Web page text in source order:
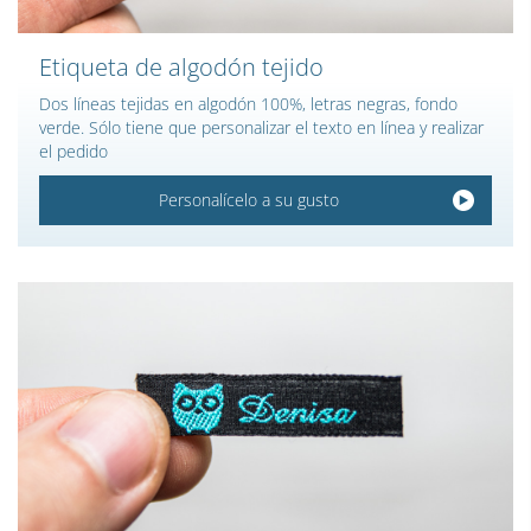
Etiqueta de algodón tejido
Dos líneas tejidas en algodón 100%, letras negras, fondo
verde. Sólo tiene que personalizar el texto en línea y realizar
el pedido
Personalícelo a su gusto